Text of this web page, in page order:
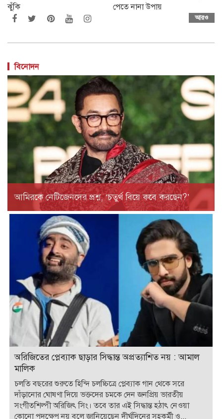
ঝুঁকি
পেতে নানা উপায়
আরও
বিনোদন
আমিরকে নেটিজেনদের প্রশ্ন, ‘চতুর্থ বিয়ে কবে করছেন?’
অরিজিতের প্লেব্যাক ছাড়ার সিদ্ধান্ত অপ্রত্যাশিত নয় : আমাল
মালিক
চলতি বছরের শুরুতে হিন্দি চলচ্চিত্রে প্লেব্যাক গান থেকে সরে
দাঁড়ানোর ঘোষণা দিয়ে ভক্তদের চমকে দেন জনপ্রিয় ভারতীয়
সংগীতশিল্পী অরিজিৎ সিং। তবে তার এই সিদ্ধান্ত হঠাৎ নেওয়া
কোনো পদক্ষেপ নয় বলে জানিয়েছেন দীর্ঘদিনের সহকর্মী ও...